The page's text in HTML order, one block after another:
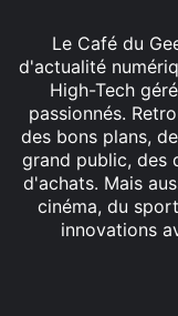
Le Café du
d'actualité
High-Tech
passionnés.
des bons plans,
grand public, des
d'achats. Mais
cinéma, du
innovations